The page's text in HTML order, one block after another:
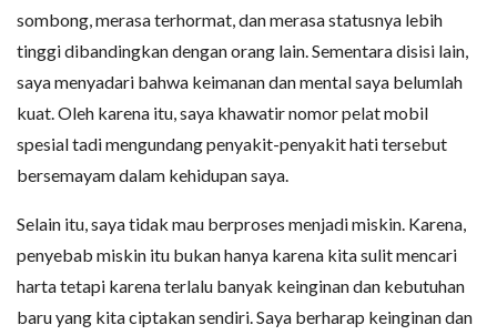
sombong, merasa terhormat, dan merasa statusnya lebih
tinggi dibandingkan dengan orang lain. Sementara disisi lain,
saya menyadari bahwa keimanan dan mental saya belumlah
kuat. Oleh karena itu, saya khawatir nomor pelat mobil
spesial tadi mengundang penyakit-penyakit hati tersebut
bersemayam dalam kehidupan saya.
Selain itu, saya tidak mau berproses menjadi miskin. Karena,
penyebab miskin itu bukan hanya karena kita sulit mencari
harta tetapi karena terlalu banyak keinginan dan kebutuhan
baru yang kita ciptakan sendiri. Saya berharap keinginan dan